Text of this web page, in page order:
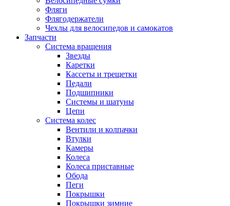
Фляги
Флягодержатели
Чехлы для велосипедов и самокатов
Запчасти
Система вращения
Звезды
Каретки
Кассеты и трещетки
Педали
Подшипники
Системы и шатуны
Цепи
Система колес
Вентили и колпачки
Втулки
Камеры
Колеса
Колеса приставные
Обода
Пеги
Покрышки
Покрышки зимние